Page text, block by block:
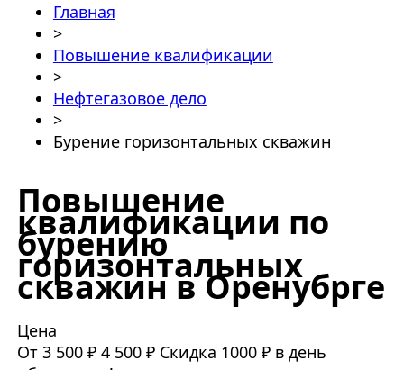
Главная
>
Повышение квалификации
>
Нефтегазовое дело
>
Бурение горизонтальных скважин
Повышение
квалификации по
бурению
горизонтальных
скважин в Оренубрге
Цена
От 3 500 ₽ 4 500 ₽ Скидка 1000 ₽ в день